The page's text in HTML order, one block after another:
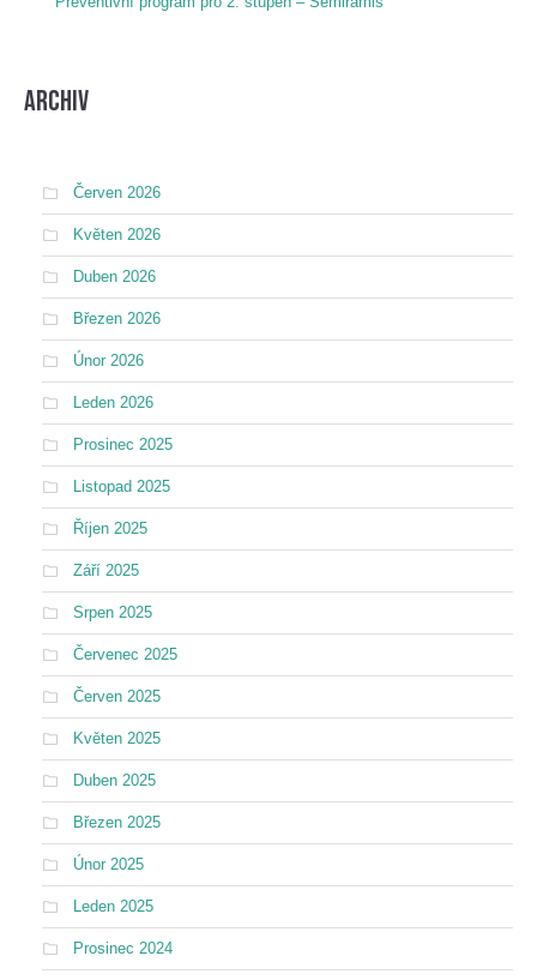
Archiv
Červen 2026
Květen 2026
Duben 2026
Březen 2026
Únor 2026
Leden 2026
Prosinec 2025
Listopad 2025
Říjen 2025
Září 2025
Srpen 2025
Červenec 2025
Červen 2025
Květen 2025
Duben 2025
Březen 2025
Únor 2025
Leden 2025
Prosinec 2024